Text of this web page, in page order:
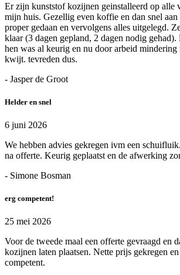
Er zijn kunststof kozijnen geinstalleerd op alle
mijn huis. Gezellig even koffie en dan snel
proper gedaan en vervolgens alles uitgelegd.
klaar (3 dagen gepland, 2 dagen nodig gehad).
hen was al keurig en nu door arbeid mindering
kwijt. tevreden dus.
- Jasper de Groot
Helder en snel
6 juni 2026
We hebben advies gekregen ivm een
na offerte. Keurig geplaatst en de afwerking
- Simone Bosman
erg competent!
25 mei 2026
Voor de tweede maal een offerte gevraagd en
kozijnen laten plaatsen. Nette prijs gekregen
competent.